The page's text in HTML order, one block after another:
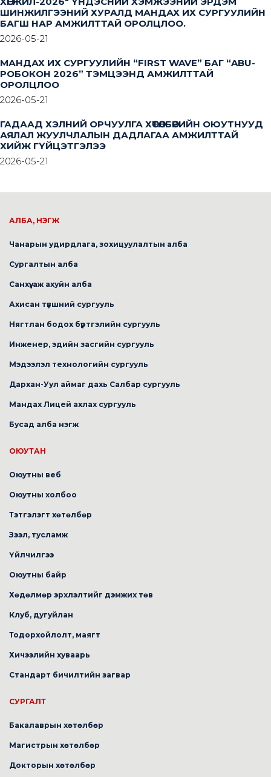
ШИНЖИЛГЭЭНИЙ ХУРАЛД МАНДАХ ИХ СУРГУУЛИЙН
БАГШ НАР АМЖИЛТТАЙ ОРОЛЦЛОО.
2026-05-21
МАНДАХ ИХ СУРГУУЛИЙН “FIRST WAVE” БАГ “ABU-
РОБОКОН 2026” ТЭМЦЭЭНД АМЖИЛТТАЙ
ОРОЛЦЛОО
2026-05-21
ГАДААД ХЭЛНИЙ ОРЧУУЛГА ХӨТӨЛБӨРИЙН ОЮУТНУУД
АЯЛАЛ ЖУУЛЧЛАЛЫН ДАДЛАГАА АМЖИЛТТАЙ
ХИЙЖ ГҮЙЦЭТГЭЛЭЭ
2026-05-21
АЛБА, НЭГЖ
Чанарын удирдлага, зохицуулалтын алба
Сургалтын алба
Санхүү, аж ахуйн алба
Ахисан түвшний сургууль
Нягтлан бодох бүртгэлийн сургууль
Инженер, эдийн засгийн сургууль
Мэдээлэл технологийн сургууль
Дархан-Уул аймаг дахь Салбар сургууль
Мандах Лицей ахлах сургууль
Бусад алба нэгж
ОЮУТАН
Оюутны веб
Оюутны холбоо
Тэтгэлэгт хөтөлбөр
Зээл, тусламж
Үйлчилгээ
Оюутны байр
Хөдөлмөр эрхлэлтийг дэмжих төв
Клуб, дугуйлан
Тодорхойлолт, маягт
Хичээлийн хуваарь
Стандарт бичилтийн загвар
СУРГАЛТ
Бакалаврын хөтөлбөр
Магистрын хөтөлбөр
Докторын хөтөлбөр